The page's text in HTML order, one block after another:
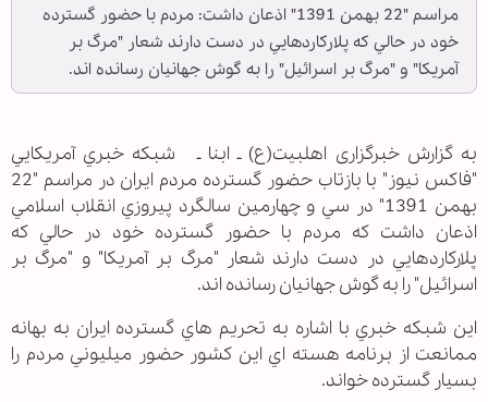
مراسم "22 بهمن 1391" اذعان داشت: مردم با حضور گسترده
خود در حالي که پلارکاردهايي در دست دارند شعار "مرگ بر
آمريکا" و "مرگ بر اسرائيل" را به گوش جهانيان رسانده اند.
به گزارش خبرگزاری اهل‏بیت(ع) ـ ابنا ـ شبکه خبري آمريکايي
"فاکس نيوز" با بازتاب حضور گسترده مردم ايران در مراسم "22
بهمن 1391"‌ در سي و چهارمين سالگرد پيروزي انقلاب اسلامي
اذعان داشت که مردم با حضور گسترده خود در حالي که
پلارکاردهايي در دست دارند شعار "مرگ بر آمريکا" و "مرگ بر
اسرائيل" را به گوش جهانيان رسانده اند.
اين شبکه خبري با اشاره به تحريم هاي گسترده ايران به بهانه
ممانعت از برنامه هسته اي اين کشور حضور ميليوني مردم را
بسيار گسترده خواند.